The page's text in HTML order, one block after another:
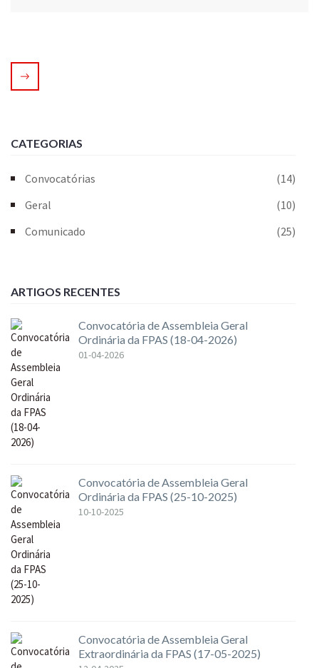
CATEGORIAS
Convocatórias
(14)
Geral
(10)
Comunicado
(25)
ARTIGOS RECENTES
Convocatória de Assembleia Geral
Ordinária da FPAS (18-04-2026)
01-04-2026
Convocatória de Assembleia Geral
Ordinária da FPAS (25-10-2025)
10-10-2025
Convocatória de Assembleia Geral
Extraordinária da FPAS (17-05-2025)